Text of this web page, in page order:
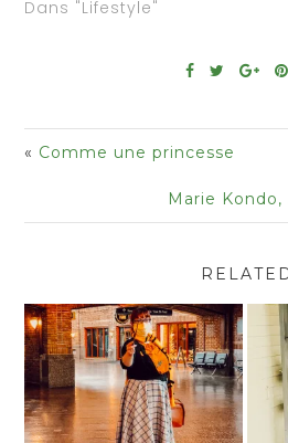
Dans "Lifestyle"
« Comme une princesse
Marie